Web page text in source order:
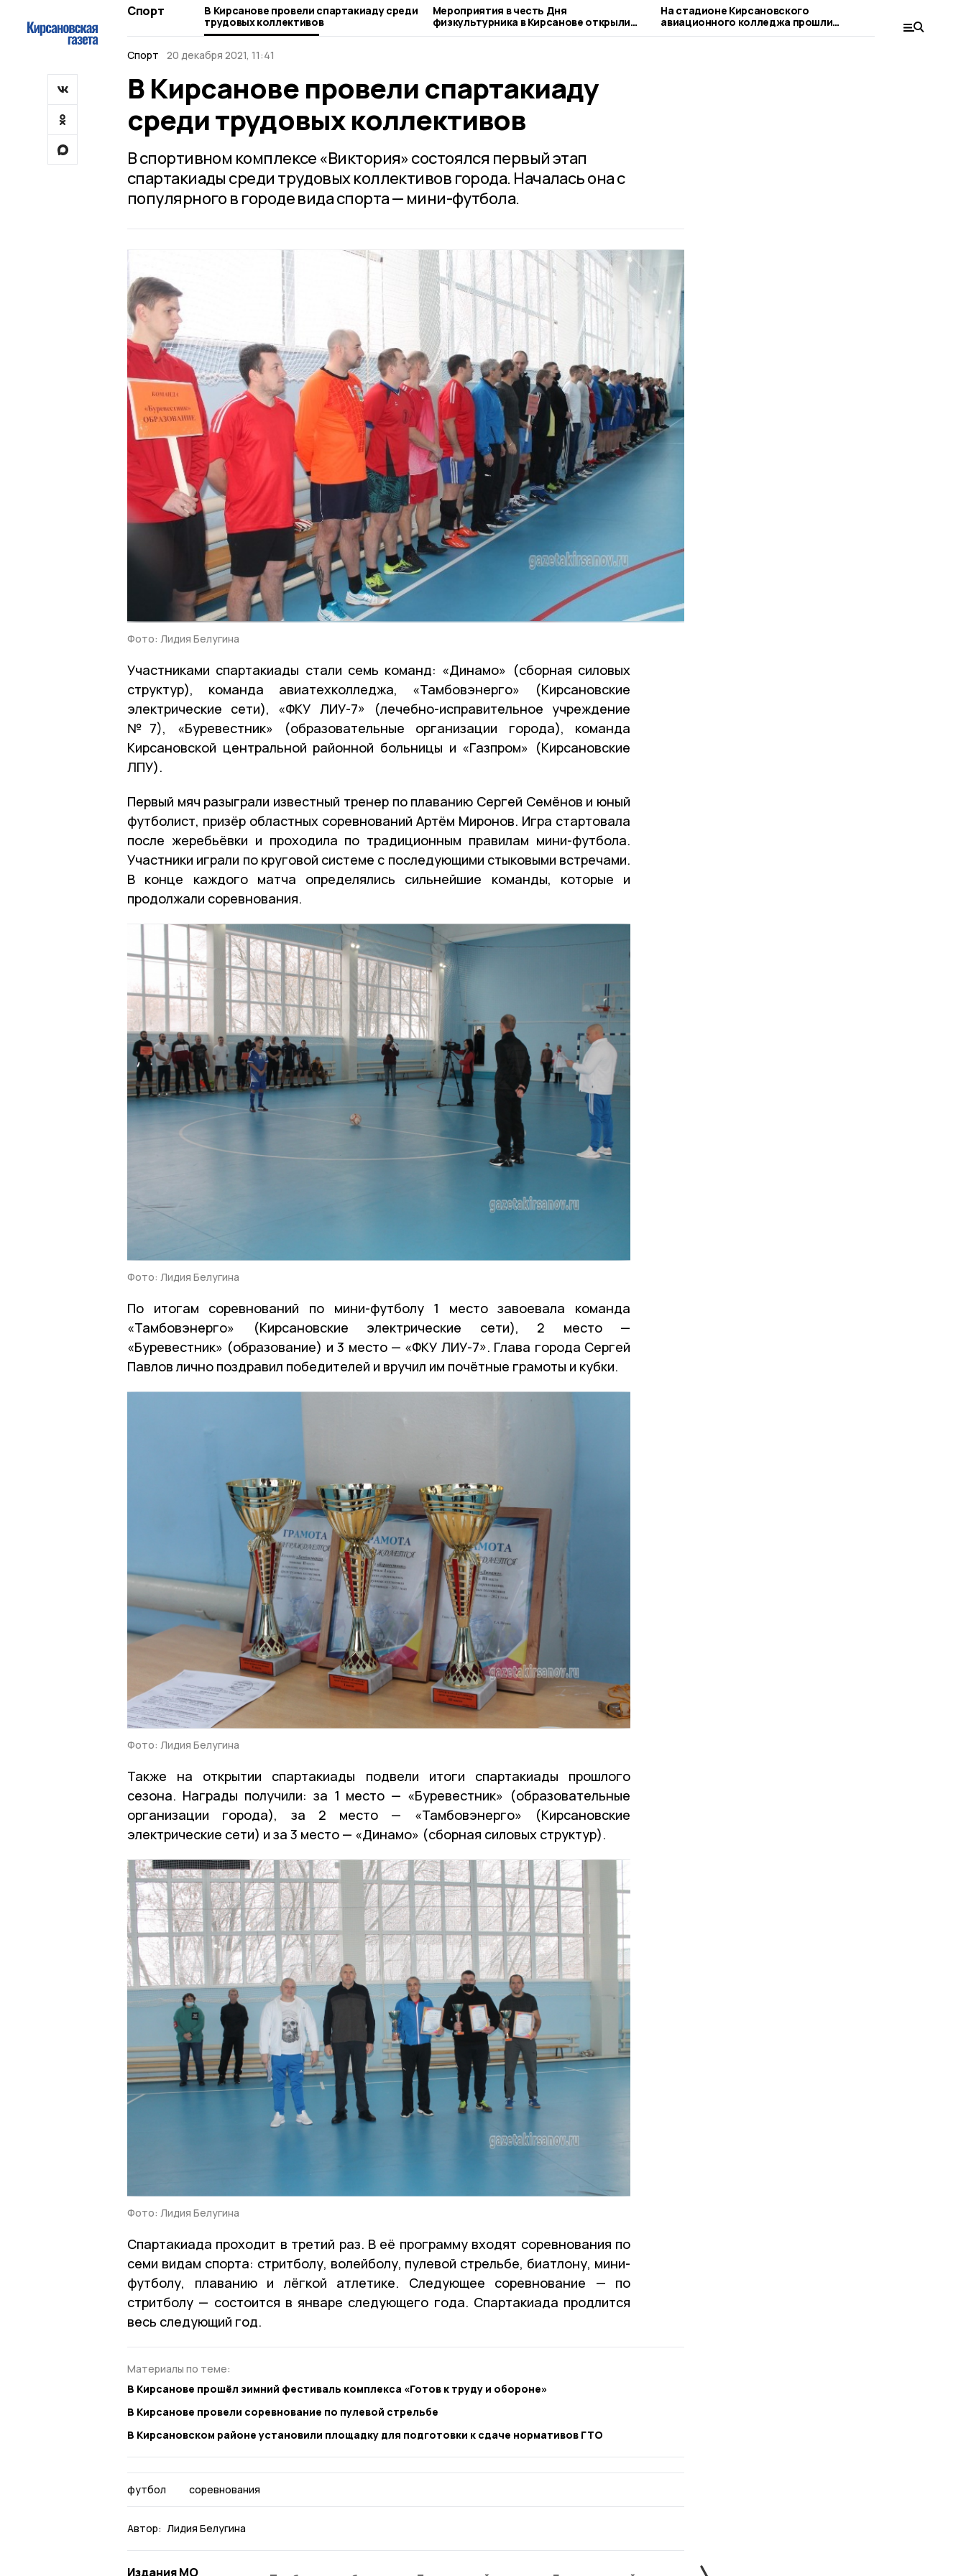
Спорт
В Кирсанове провели спартакиаду среди
трудовых коллективов
Мероприятия в честь Дня
физкультурника в Кирсанове открыли
соревнования по пляжному волейболу
На стадионе Кирсановского
авиационного колледжа прошли
очередные матчи по футболу
проводятся
Спорт 20 декабря 2021, 11:41
В Кирсанове провели спартакиаду
среди трудовых коллективов
В спортивном комплексе «Виктория» состоялся первый этап
спартакиады среди трудовых коллективов города. Началась она с
популярного в городе вида спорта — мини-футбола.
Фото: Лидия Белугина
Участниками спартакиады стали семь команд: «Динамо» (сборная силовых
структур), команда авиатехколледжа, «Тамбовэнерго» (Кирсановские
электрические сети), «ФКУ ЛИУ-7» (лечебно-исправительное учреждение
№7), «Буревестник» (образовательные организации города), команда
Кирсановской центральной районной больницы и «Газпром» (Кирсановские
ЛПУ).
Первый мяч разыграли известный тренер по плаванию Сергей Семёнов и юный
футболист, призёр областных соревнований Артём Миронов. Игра стартовала
после жеребьёвки и проходила по традиционным правилам мини-футбола.
Участники играли по круговой системе с последующими стыковыми встречами.
В конце каждого матча определялись сильнейшие команды, которые и
продолжали соревнования.
Фото: Лидия Белугина
По итогам соревнований по мини-футболу 1 место завоевала команда
«Тамбовэнерго» (Кирсановские электрические сети), 2 место —
«Буревестник» (образование) и 3 место — «ФКУ ЛИУ-7». Глава города Сергей
Павлов лично поздравил победителей и вручил им почётные грамоты и кубки.
Фото: Лидия Белугина
Также на открытии спартакиады подвели итоги спартакиады прошлого
сезона. Награды получили: за 1 место — «Буревестник» (образовательные
организации города), за 2 место — «Тамбовэнерго» (Кирсановские
электрические сети) и за 3 место — «Динамо» (сборная силовых структур).
Фото: Лидия Белугина
Спартакиада проходит в третий раз. В её программу входят соревнования по
семи видам спорта: стритболу, волейболу, пулевой стрельбе, биатлону, мини-
футболу, плаванию и лёгкой атлетике. Следующее соревнование — по
стритболу — состоится в январе следующего года. Спартакиада продлится
весь следующий год.
Материалы по теме:
В Кирсанове прошёл зимний фестиваль комплекса «Готов к труду и обороне»
В Кирсанове провели соревнование по пулевой стрельбе
В Кирсановском районе установили площадку для подготовки к сдаче нормативов ГТО
футбол соревнования
Автор: Лидия Белугина
Издания МО